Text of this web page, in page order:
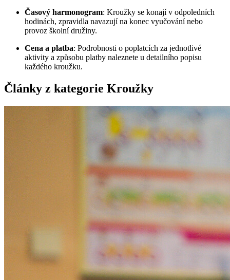
Časový harmonogram: Kroužky se konají v odpoledních
hodinách, zpravidla navazují na konec vyučování nebo
provoz školní družiny.
Cena a platba: Podrobnosti o poplatcích za jednotlivé
aktivity a způsobu platby naleznete u detailního popisu
každého kroužku.
Články z kategorie Kroužky